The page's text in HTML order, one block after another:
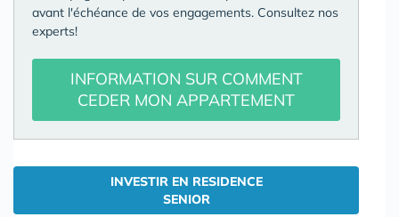
avant l'échéance de vos engagements. Consultez nos
experts!
INFORMATION SUR COMMENT
CEDER MON APPARTEMENT
INVESTIR EN RESIDENCE
SENIOR